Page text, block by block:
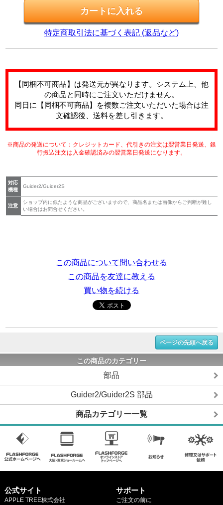
特定商取引法に基づく表記 (返品など)
【同梱不可商品】は発送元が異なります。システム上、他
の商品と同時にご注文いただけません。
同日に【同梱不可商品】を複数ご注文いただいた場合は注
文確認後、送料を差し引きます。
※商品の発送について：クレジットカード、代引きの注文は翌営業日発送、銀
行振込注文は入金確認済みの翌営業日発送になります。
対応
機種
Guider2/Guider2S
注意
ショップ内に似たような商品がございますので、商品名または画像からご判断が難し
い場合はお問合せください。
この商品について問い合わせる
この商品を友達に教える
買い物を続ける
ページの先頭へ戻る
この商品のカテゴリー
部品
Guider2/Guider2S 部品
商品カテゴリー一覧
公式サイト
APPLE TREE株式会社
サポート
ご注文の前に